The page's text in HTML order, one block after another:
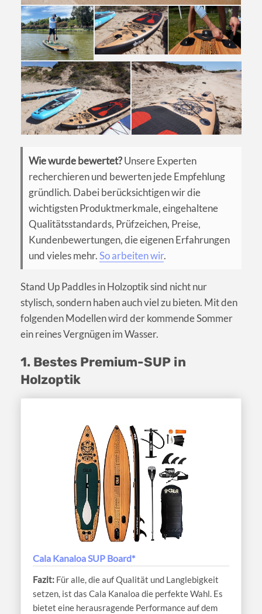
Wie wurde bewertet?Unsere Experten
recherchieren und bewerten jede Empfehlung
gründlich. Dabei berücksichtigen wir die
wichtigsten Produktmerkmale, eingehaltene
Qualitätsstandards, Prüfzeichen, Preise,
Kundenbewertungen, die eigenen Erfahrungen
und vieles mehr.So arbeiten wir.
Stand Up Paddles in Holzoptik sind nicht nur
stylisch, sondern haben auch viel zu bieten. Mit den
folgenden Modellen wird der kommende Sommer
ein reines Vergnügen im Wasser.
1. Bestes Premium-SUP in
Holzoptik
Cala Kanaloa SUP Board*
Für alle, die auf Qualität und Langlebigkeit
setzen, ist das Cala Kanaloa die perfekte Wahl. Es
bietet eine herausragende Performance auf dem